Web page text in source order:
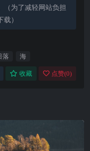
（为了减轻网站负担
）
落 海
收藏 点赞(0)